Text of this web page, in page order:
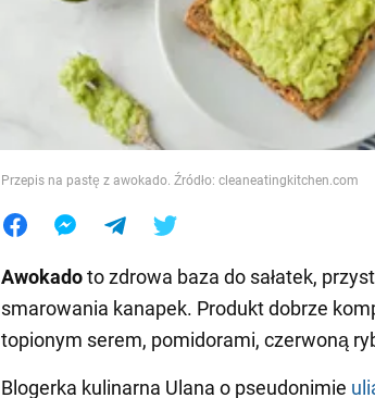
Przepis na pastę z awokado. Źródło: cleaneatingkitchen.com
Awokadoto zdrowa baza do sałatek,
smarowania kanapek. Produkt dobrze
topionym serem, pomidorami, czerwoną
Blogerka kulinarna Ulana o pseudonimie